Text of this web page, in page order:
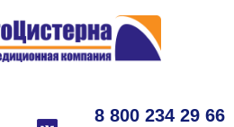
8 800 234 29 66